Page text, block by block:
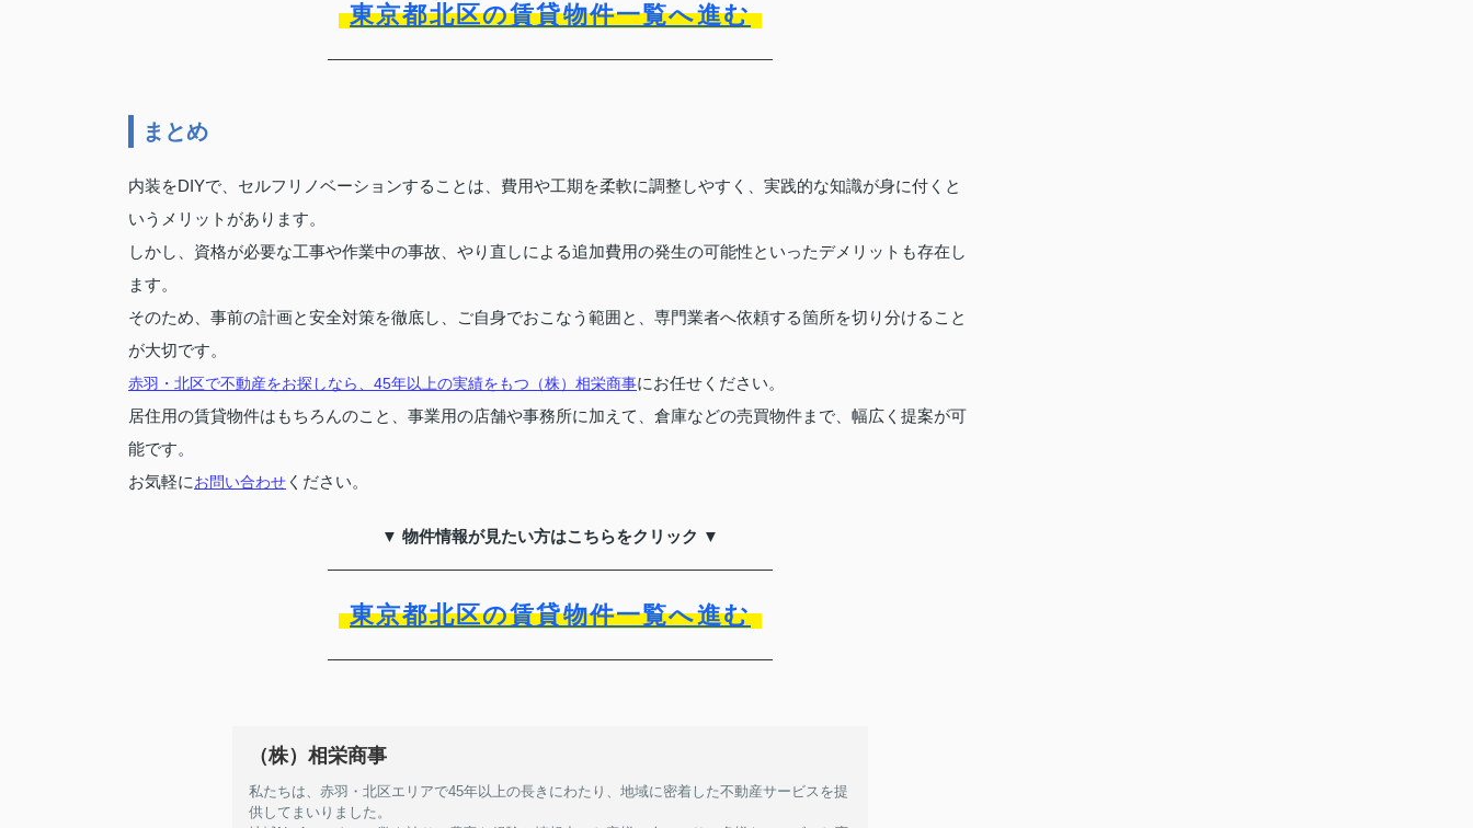
東京都北区の賃貸物件一覧へ進む
まとめ
内装をDIYで、セルフリノベーションすることは、費用や工期を柔軟に調整しやすく、実践的な知識が身に付くと
いうメリットがあります。
しかし、資格が必要な工事や作業中の事故、やり直しによる追加費用の発生の可能性といったデメリットも存在し
ます。
そのため、事前の計画と安全対策を徹底し、ご自身でおこなう範囲と、専門業者へ依頼する箇所を切り分けること
が大切です。
赤羽・北区で不動産をお探しなら、45年以上の実績をもつ（株）相栄商事にお任せください。
居住用の賃貸物件はもちろんのこと、事業用の店舗や事務所に加えて、倉庫などの売買物件まで、幅広く提案が可
能です。
お気軽にお問い合わせ ください。
▼ 物件情報が見たい方はこちらをクリック ▼
東京都北区の賃貸物件一覧へ進む
（株）相栄商事
私たちは、赤羽・北区エリアで45年以上の長きにわたり、地域に密着した不動産サービスを提
供してまいりました。